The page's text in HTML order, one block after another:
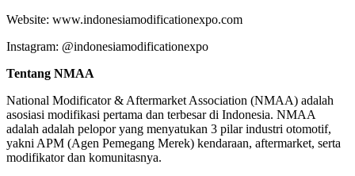
Website: www.indonesiamodificationexpo.com
Instagram: @indonesiamodificationexpo
Tentang NMAA
National Modificator & Aftermarket Association (NMAA) adalah
asosiasi modifikasi pertama dan terbesar di Indonesia. NMAA
adalah adalah pelopor yang menyatukan 3 pilar industri otomotif,
yakni APM (Agen Pemegang Merek) kendaraan, aftermarket, serta
modifikator dan komunitasnya.